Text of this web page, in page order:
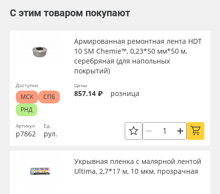
С этим товаром покупают
Артикул
р7862
Армированная ремонтная лента HDT
10 SM Chemie™, 0,23*50 мм*50 м,
серебряная (для напольных
покрытий)
Ед.
рул.
Цены
857.14 ₽ розница
Доступно
МСК
СПБ
РНД
Укрывная пленка с малярной лентой
Ultima, 2,7*17 м, 10 мкм, прозрачная